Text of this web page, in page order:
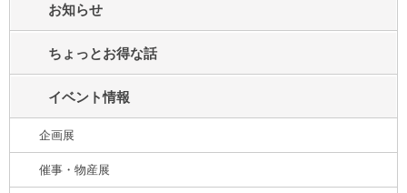
お知らせ
ちょっとお得な話
イベント情報
企画展
催事・物産展